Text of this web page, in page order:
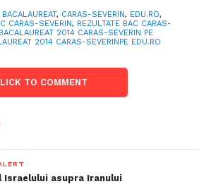
BACALAUREAT, CARAS-SEVERIN, EDU.RO,
CARAS-SEVERIN, REZULTATE BAC CARAS-
2014 CARAS-SEVERIN PE
2014 CARAS-SEVERINPE EDU.RO
TO COMMENT
Israelului asupra Iranului